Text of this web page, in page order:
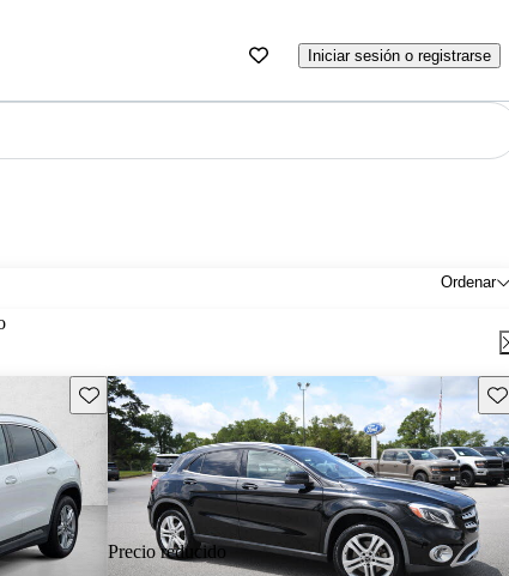
Iniciar sesión o registrarse
Ordenar
Guarda este Aviso
Precio reducido